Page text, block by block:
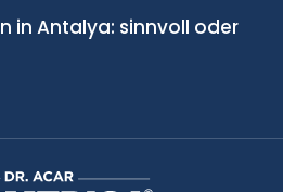
in Antalya: sinnvoll oder